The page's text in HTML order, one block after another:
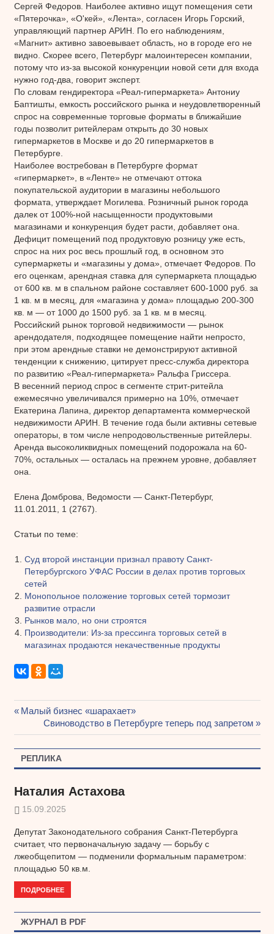
Сергей Федоров. Наиболее активно ищут помещения сети
«Пятерочка», «О'кей», «Лента», согласен Игорь Горский,
управляющий партнер АРИН. По его наблюдениям,
«Магнит» активно завоевывает область, но в городе его не
видно. Скорее всего, Петербург малоинтересен компании,
потому что из-за высокой конкуренции новой сети для входа
нужно год-два, говорит эксперт.
По словам гендиректора «Реал-гипермаркета» Антониу
Баптишты, емкость российского рынка и неудовлетворенный
спрос на современные торговые форматы в ближайшие
годы позволит ритейлерам открыть до 30 новых
гипермаркетов в Москве и до 20 гипермаркетов в
Петербурге.
Наиболее востребован в Петербурге формат
«гипермаркет», в «Ленте» не отмечают оттока
покупательской аудитории в магазины небольшого
формата, утверждает Могилева. Розничный рынок города
далек от 100%-ной насыщенности продуктовыми
магазинами и конкуренция будет расти, добавляет она.
Дефицит помещений под продуктовую розницу уже есть,
спрос на них рос весь прошлый год, в основном это
супермаркеты и «магазины у дома», отмечает Федоров. По
его оценкам, арендная ставка для супермаркета площадью
от 600 кв. м в спальном районе составляет 600-1000 руб. за
1 кв. м в месяц, для «магазина у дома» площадью 200-300
кв. м — от 1000 до 1500 руб. за 1 кв. м в месяц.
Российский рынок торговой недвижимости — рынок
арендодателя, подходящее помещение найти непросто,
при этом арендные ставки не демонстрируют активной
тенденции к снижению, цитирует пресс-служба директора
по развитию «Реал-гипермаркета» Ральфа Гриссера.
В весенний период спрос в сегменте стрит-ритейла
ежемесячно увеличивался примерно на 10%, отмечает
Екатерина Лапина, директор департамента коммерческой
недвижимости АРИН. В течение года были активны сетевые
операторы, в том числе непродовольственные ритейлеры.
Аренда высоколиквидных помещений подорожала на 60-
70%, остальных — осталась на прежнем уровне, добавляет
она.
Елена Домброва, Ведомости — Санкт-Петербург,
11.01.2011, 1 (2767).
Статьи по теме:
Суд второй инстанции признал правоту Санкт-
Петербургского УФАС России в делах против торговых
сетей
Монопольное положение торговых сетей тормозит
развитие отрасли
Рынков мало, но они строятся
Производители: Из-за прессинга торговых сетей в
магазинах продаются некачественные продукты
Навигация
записям
Предыдущая
запись:
Малый бизнес «шарахает»
Следующая
запись:
Свиноводство в Петербурге теперь под запретом
РЕПЛИКА
Наталия Астахова
15.09.2025
Депутат Законодательного собрания Санкт-Петербурга
считает, что первоначальную задачу — борьбу с
лжеобщепитом — подменили формальным параметром:
площадью 50 кв.м.
ПОДРОБНЕЕ
ЖУРНАЛ В PDF